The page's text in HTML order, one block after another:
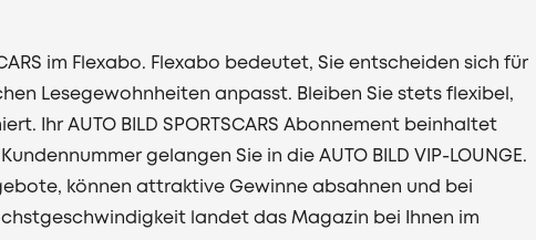
im Flexabo. Flexabo bedeutet, Sie entscheiden sich für
Lesegewohnheiten anpasst. Bleiben Sie stets flexibel,
Ihr AUTO BILD SPORTSCARS Abonnement beinhaltet
gelangen Sie in die AUTO BILD VIP-LOUNGE.
können attraktive Gewinne absahnen und bei
landet das Magazin bei Ihnen im